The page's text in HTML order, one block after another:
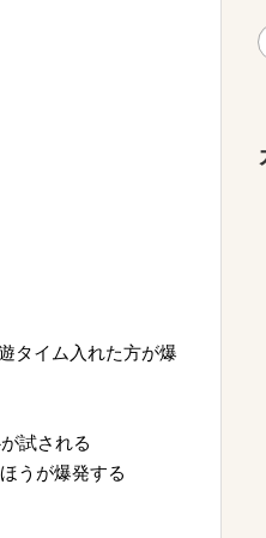
タイム入れた方が爆
試される
うが爆発する